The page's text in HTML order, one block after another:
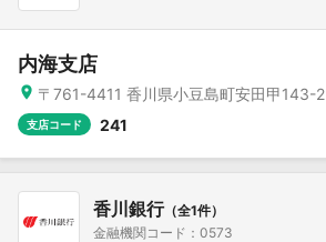
内海支店
〒761-4411 香川県小豆島町安田甲143-2
支店コード 241
香川銀行（全1件）
金融機関コード：0573